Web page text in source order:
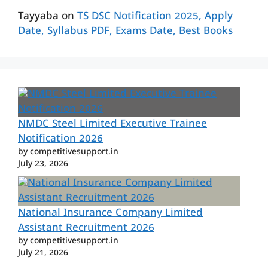
Tayyaba on TS DSC Notification 2025, Apply
Date, Syllabus PDF, Exams Date, Best Books
NMDC Steel Limited Executive Trainee
Notification 2026
by competitivesupport.in
July 23, 2026
National Insurance Company Limited
Assistant Recruitment 2026
by competitivesupport.in
July 21, 2026